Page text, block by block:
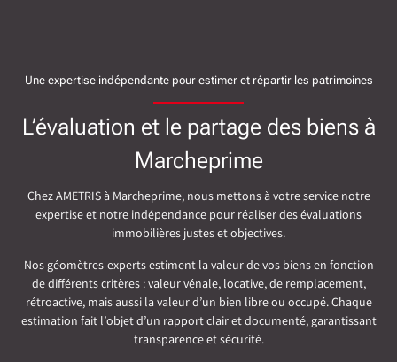
Une expertise indépendante pour estimer et répartir les patrimoines
L’évaluation et le partage des biens à
Marcheprime
Chez AMETRIS à Marcheprime, nous mettons à votre service notre
expertise et notre indépendance pour réaliser des évaluations
immobilières justes et objectives.
Nos géomètres-experts estiment la valeur de vos biens en fonction
de différents critères : valeur vénale, locative, de remplacement,
rétroactive, mais aussi la valeur d’un bien libre ou occupé. Chaque
estimation fait l’objet d’un rapport clair et documenté, garantissant
transparence et sécurité.